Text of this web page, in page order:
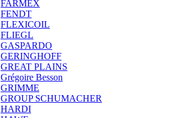
FARMEX
FENDT
FLEXICOIL
FLIEGL
GASPARDO
GERINGHOFF
GREAT PLAINS
Grégoire Besson
GRIMME
GROUP SCHUMACHER
HARDI